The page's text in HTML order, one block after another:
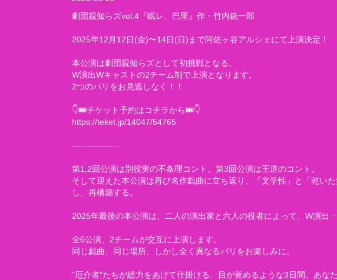
劇団親知らズvol.4『眠レ、巴里』作・竹内銃一郎
2025年12月12日(金)〜14日(日)まで阿佐ヶ谷アルシェにて上演決定！
本公演は劇団親知らズとして初挑戦となる、
W演出Wキャストの2チーム制で上演となります。
2つのパリをお見逃しなく！！
👇🎟チケット予約はコチラから🎟👇
https://teket.jp/14047/54765
----------------
第1,2回公演は別役実の不条理コント、第3回公演は王道のコント。
そして迎えた本公演は再び名作戯曲に立ち返り、「文学性」と「乾い
し、再構築する。
2025年最後の本公演は、二人の演出家と六人の役者によって、W演出
全6公演、2チームが交互に上演します。
同じ戯曲、同じ場所、しかし全く異なるパリをお楽しみに。
"厄介者"たちが総力をあげて仕掛ける、目が覚めるような3日間、あな